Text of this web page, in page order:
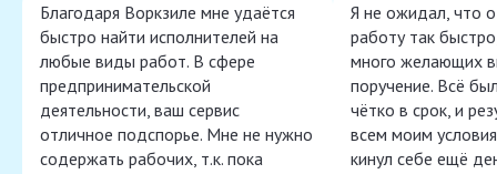
Благодаря Воркзиле мне удаётся
быстро найти исполнителей на
любые виды работ. В сфере
предпринимательской
деятельности, ваш сервис
отличное подспорье. Мне не нужно
содержать рабочих, т.к. пока
Я не ожидал, что
работу так
много желающих
поручение. Всё
чётко в срок, и
всем моим
кинул себе ещё